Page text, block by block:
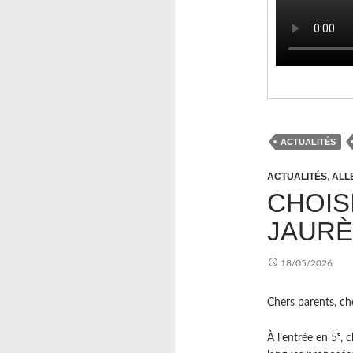
ACTUALITÉS
ACTUALITÉS,
18/05/2026
Chers parents,
À l’entrée en 5ᵉ,